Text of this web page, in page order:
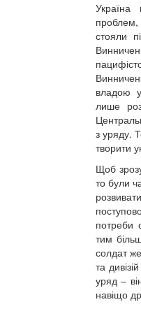
Україна
стояли
владою
лише
з уряду.
творити
Щоб
то були
потреби
тим
солдат
та
уряд –
навіщо